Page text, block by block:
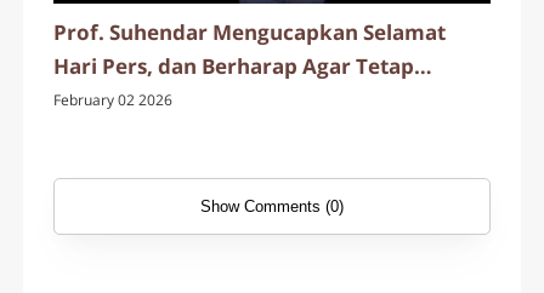
Prof. Suhendar Mengucapkan Selamat
Hari Pers, dan Berharap Agar Tetap
Terjaganya Kebebasan Pers di Seluruh
February 02 2026
Show Comments (0)